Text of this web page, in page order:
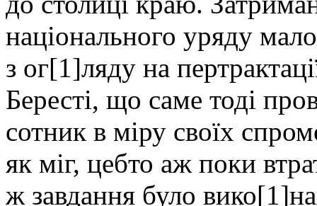
національного уряду
з ог[1]ляду на
Бересті, що саме тоді
сотник в міру своїх
як міг, цебто аж поки
ж завдання було